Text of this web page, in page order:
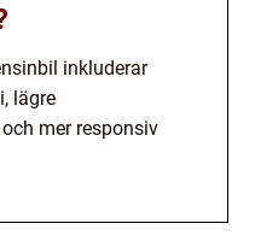
inkluderar
lägre
mer responsiv